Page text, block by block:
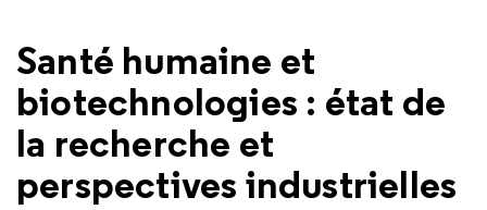
Santé humaine et
biotechnologies : état de
la recherche et
perspectives industrielles